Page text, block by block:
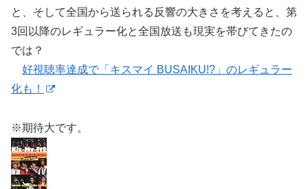
と、そして全国から送られる反響の大きさを考えると、第
3回以降のレギュラー化と全国放送も現実を帯びてきたの
では？
好視聴率達成で「キスマイ BUSAIKU!?」のレギュラー
化も！
※期待大です。